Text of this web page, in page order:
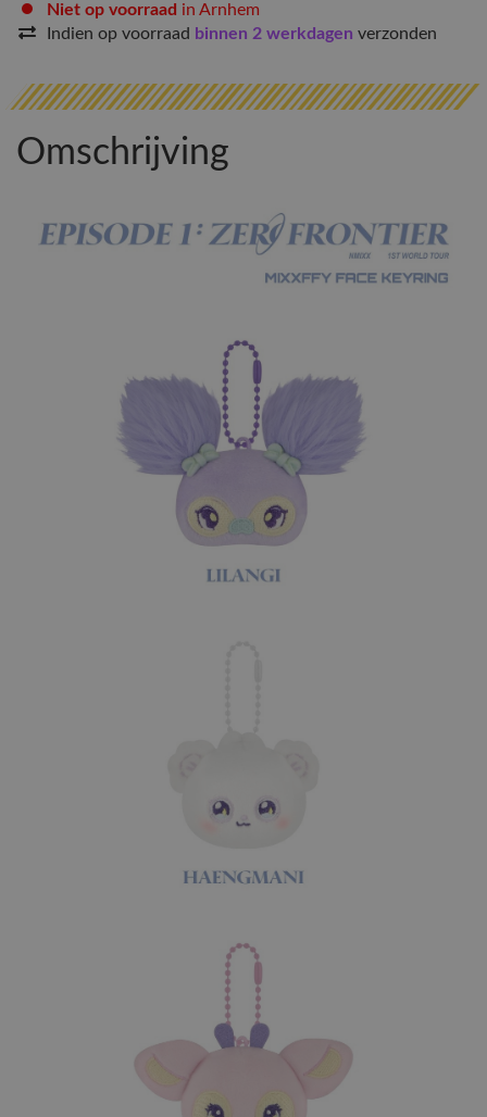
Niet op voorraad in Arnhem
Indien op voorraad binnen 2 werkdagen verzonden
Omschrijving